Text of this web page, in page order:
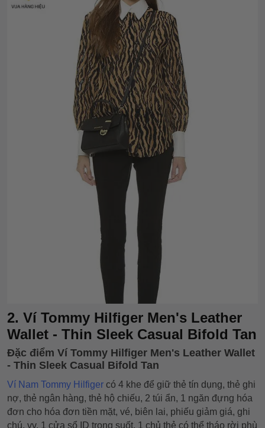
2. Ví Tommy Hilfiger Men's Leather
Wallet - Thin Sleek Casual Bifold Tan
Đặc điểm Ví Tommy Hilfiger Men's Leather Wallet
- Thin Sleek Casual Bifold Tan
Ví Nam Tommy Hilfiger có 4 khe để giữ thẻ tín dụng, thẻ ghi
nợ, thẻ ngân hàng, thẻ hộ chiếu, 2 túi ẩn, 1 ngăn đựng hóa
đơn cho hóa đơn tiền mặt, vé, biên lai, phiếu giảm giá, ghi
chú, vv, 1 cửa sổ ID trong suốt, 1 chủ thẻ có thể tháo rời phù